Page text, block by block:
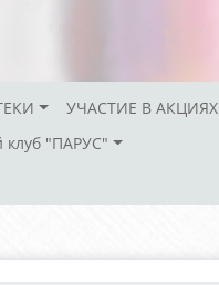
УЧАСТИЕ В АКЦИЯХ
клуб "ПАРУС"